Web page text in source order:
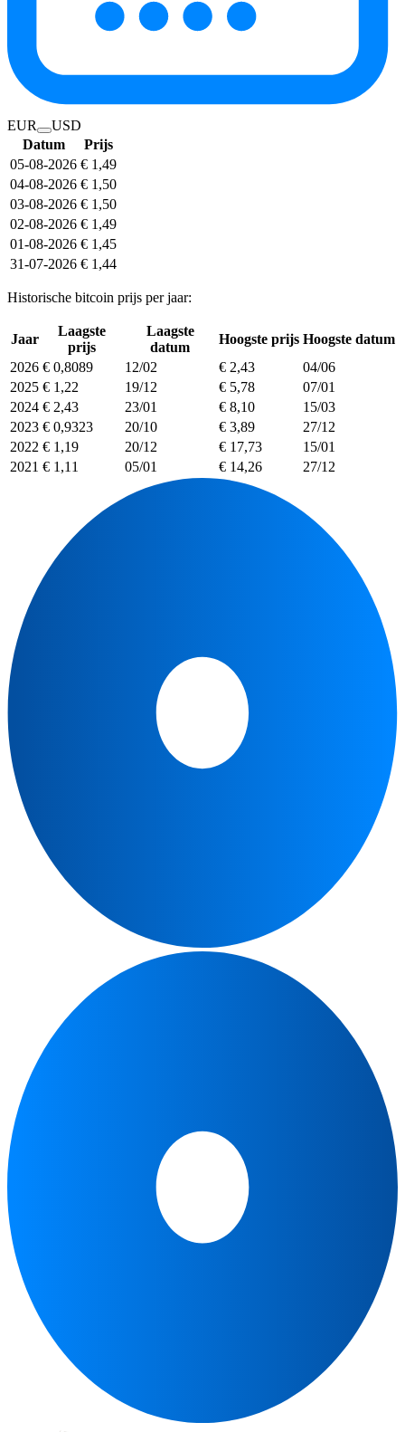
EUR
USD
Datum
Prijs
05-08-2026 € 1,49
04-08-2026 € 1,50
03-08-2026 € 1,50
02-08-2026 € 1,49
01-08-2026 € 1,45
31-07-2026 € 1,44
Historische bitcoin prijs per jaar:
Jaar
Laagste
prijs
Laagste
datum
Hoogste prijs Hoogste datum
2026 € 0,8089 12/02 € 2,43
04/06
2025 € 1,22 19/12 € 5,78
07/01
2024 € 2,43 23/01 € 8,10
15/03
2023 € 0,9323 20/10 € 3,89
27/12
2022 € 1,19 20/12 € 17,73
15/01
2021 € 1,11 05/01 € 14,26 27/12